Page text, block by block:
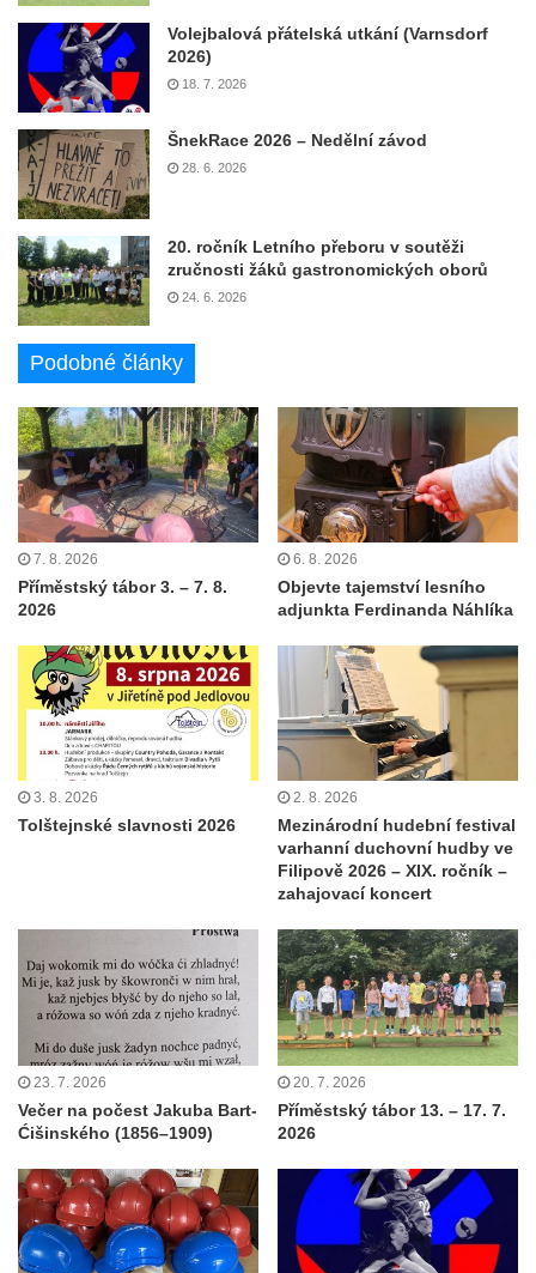
Volejbalová přátelská utkání (Varnsdorf
2026)
18. 7. 2026
ŠnekRace 2026 – Nedělní závod
28. 6. 2026
20. ročník Letního přeboru v soutěži
zručnosti žáků gastronomických oborů
24. 6. 2026
Podobné články
7. 8. 2026
Příměstský tábor 3. – 7. 8.
2026
6. 8. 2026
Objevte tajemství lesního
adjunkta Ferdinanda Náhlíka
3. 8. 2026
Tolštejnské slavnosti 2026
2. 8. 2026
Mezinárodní hudební festival
varhanní duchovní hudby ve
Filipově 2026 – XIX. ročník –
zahajovací koncert
23. 7. 2026
Večer na počest Jakuba Bart-
Ćišinského (1856–1909)
20. 7. 2026
Příměstský tábor 13. – 17. 7.
2026